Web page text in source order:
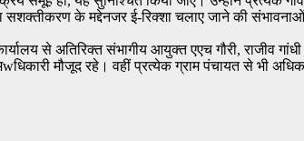
सशक्तीकरण के मद्देनजर ई-रिक्शा चलाए जाने की
से अतिरिक्त संभागीय आयुक्त एएच गौरी, राजीव
मौजूद रहे। वहीं प्रत्येक ग्राम पंचायत से भी